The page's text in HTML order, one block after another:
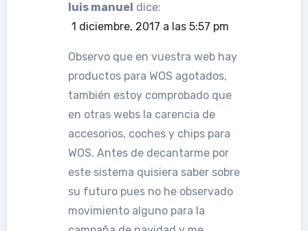
luis manuel dice:
1 diciembre, 2017 a las 5:57 pm
Observo que en vuestra web hay
productos para WOS agotados,
también estoy comprobado que
en otras webs la carencia de
accesorios, coches y chips para
WOS. Antes de decantarme por
este sistema quisiera saber sobre
su futuro pues no he observado
movimiento alguno para la